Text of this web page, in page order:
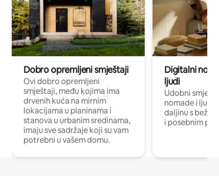
Dobro opremljeni smještaji
Ovi dobro opremljeni
smještaji, među kojima ima
drvenih kuća na mirnim
lokacijama u planinama i
stanova u urbanim sredinama,
imaju sve sadržaje koji su vam
potrebni u vašem domu.
Digitalni
ljudi
Udobni
nomade i ljude
daljinu s
i posebnim